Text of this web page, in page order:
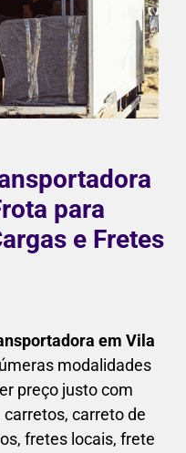
para
e Fretes
em Vila
modalidades
preço justo com
carreto de
fretes locais, frete